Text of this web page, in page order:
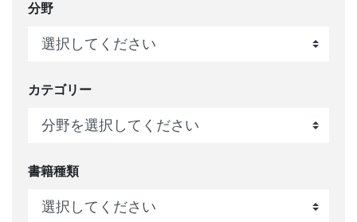
分野
カテゴリー
書籍種類